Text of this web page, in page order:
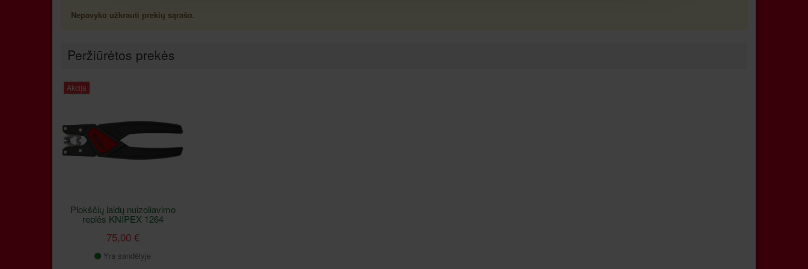
Nepavyko užkrauti prekių sąrašo.
Peržiūrėtos prekės
Akcija
Plokščių laidų nuizoliavimo
replės KNIPEX 1264
75,00 €
Yra sandėlyje